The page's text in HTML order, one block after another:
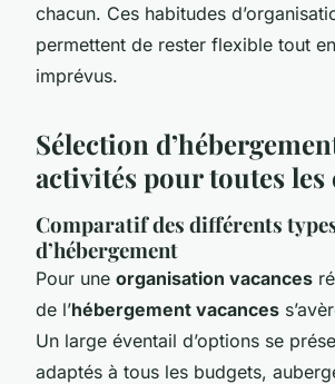
chacun. Ces habitudes
permettent de rester flexible tout
imprévus.
Sélection
activités pour toutes les
Comparatif des différents
d’hébergement
Pour une organisation vacances
de l’hébergement vacances
Un large éventail d’options se
adaptés à tous les budgets,